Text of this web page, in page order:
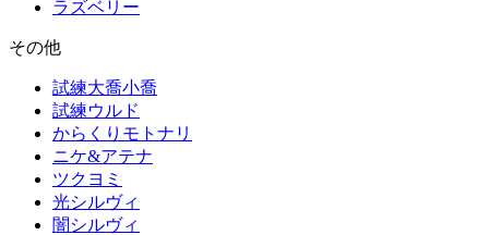
ラズベリー
その他
試練大喬小喬
試練ウルド
からくりモトナリ
ニケ&アテナ
ツクヨミ
光シルヴィ
闇シルヴィ